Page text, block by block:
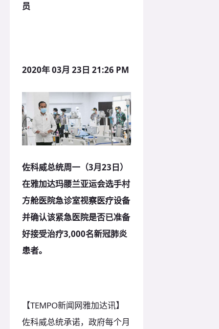
员
2020年 03月 23日 21:26 PM
佐科威总统周一（3月23日）
在雅加达玛腰兰亚运会选手村
方舱医院急诊室视察医疗设备
并确认该紧急医院是否已准备
好接受治疗3,000名新冠肺炎
患者。
【TEMPO新闻网雅加达讯】
佐科威总统承诺，政府每个月